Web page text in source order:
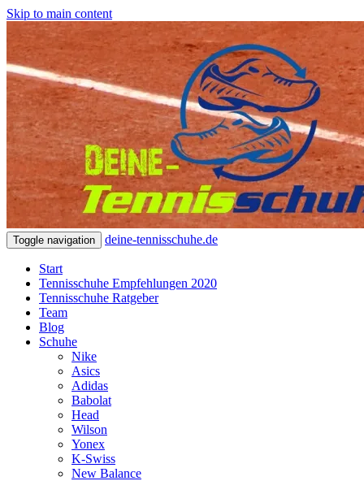
Skip to main content
Toggle navigation deine-tennisschuhe.de
Start
Tennisschuhe Empfehlungen 2020
Tennisschuhe Ratgeber
Team
Blog
Schuhe
Nike
Asics
Adidas
Babolat
Head
Wilson
Yonex
K-Swiss
New Balance